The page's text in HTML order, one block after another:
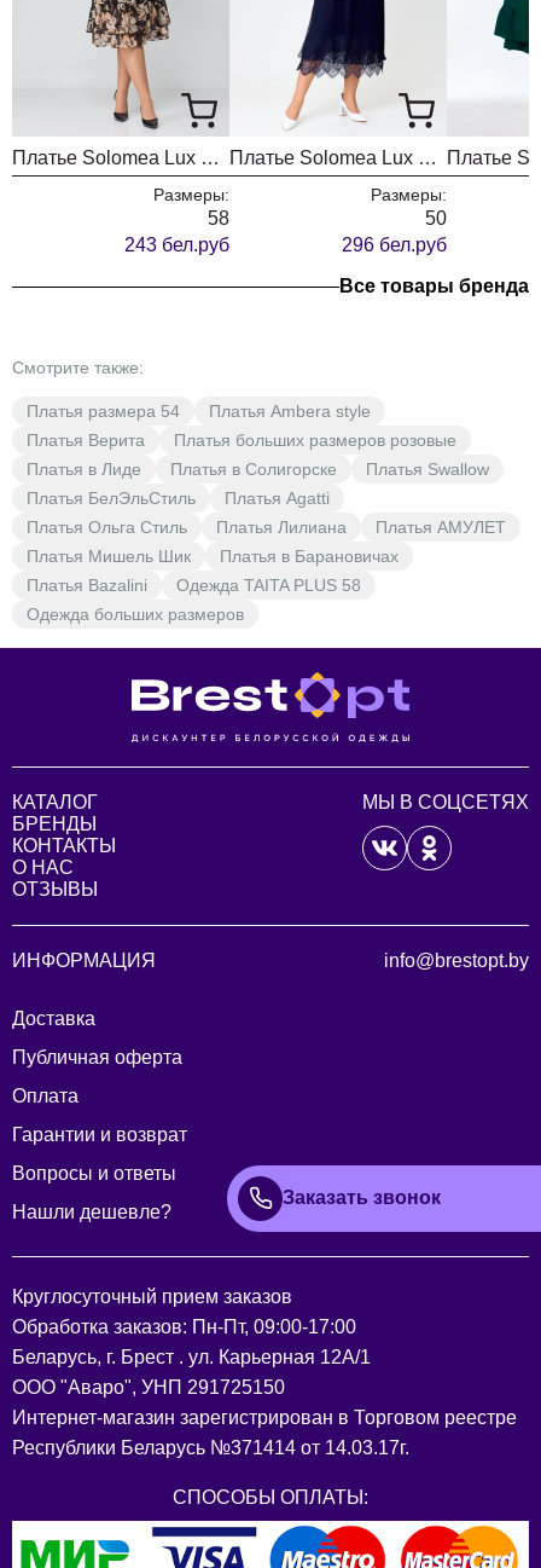
Платье Solomea Lux 962 мультиколор
Размеры:
58
243 бел.руб
Платье Solomea Lux 965С темно-синий
Размеры:
50
296 бел.руб
Все товары бренда
Смотрите также:
Платья размера 54
Платья Ambera style
Платья Верита
Платья больших размеров розовые
Платья в Лиде
Платья в Солигорске
Платья Swallow
Платья БелЭльСтиль
Платья Agatti
Платья Ольга Стиль
Платья Лилиана
Платья АМУЛЕТ
Платья Мишель Шик
Платья в Барановичах
Платья Bazalini
Одежда TAITA PLUS 58
Одежда больших размеров
КАТАЛОГ
БРЕНДЫ
КОНТАКТЫ
О НАС
ОТЗЫВЫ
МЫ В СОЦСЕТЯХ
ИНФОРМАЦИЯ
Доставка
Публичная оферта
Оплата
Гарантии и возврат
Вопросы и ответы
Нашли дешевле?
info@brestopt.by
Заказать звонок
Круглосуточный прием заказов
Обработка заказов: Пн-Пт, 09:00-17:00
Беларусь, г. Брест . ул. Карьерная 12А/1
ООО "Аваро", УНП 291725150
Интернет-магазин зарегистрирован в Торговом реестре
Республики Беларусь №371414 от 14.03.17г.
СПОСОБЫ ОПЛАТЫ: